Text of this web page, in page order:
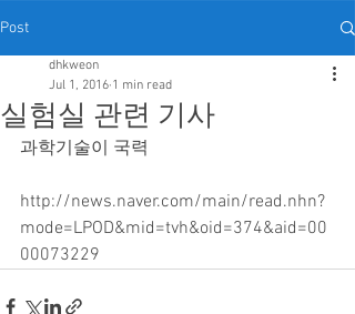
Post
실험실 관련 기사
dhkweon
Jul 1, 2016 1 min read
과학기술이 국력
http://news.naver.com/main/read.nhn?
mode=LPOD&mid=tvh&oid=374&aid=00
00073229